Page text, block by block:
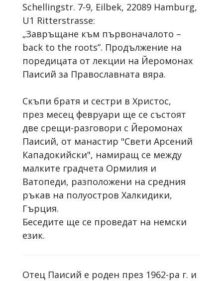
Schellingstr. 7-9, Eilbek, 22089 Hamburg,
U1 Ritterstrasse:
„Завръщане към първоначалото –
back to the roots”. Продължение на
поредицата от лекции на Йеромонах
Паисий за Православната вяра.
Скъпи братя и сестри в Христос,
през месец февруари ще се състоят
две срещи-разговори с Йеромонах
Паисий, от манастир "Свети Арсений
Кападокийски", намиращ се между
малките градчета Ормилия и
Ватопеди, разположени на средния
ръкав на полуостров Халкидики,
Гърция.
Беседите ще се проведат на немски
език.
Отец Паисий е роден през 1962-ра г. и